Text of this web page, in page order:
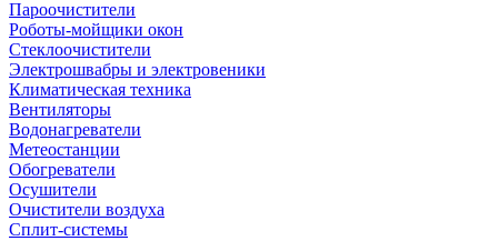
Пароочистители
Роботы-мойщики окон
Стеклоочистители
Электрошвабры и электровеники
Климатическая техника
Вентиляторы
Водонагреватели
Метеостанции
Обогреватели
Осушители
Очистители воздуха
Сплит-системы